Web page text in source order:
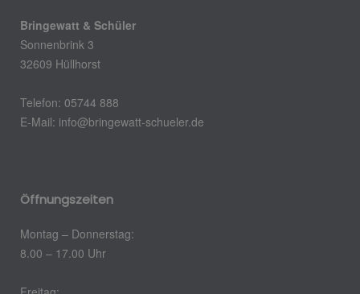
Bringewatt & Schüler
Sonnenbrink 3
32609 Hüllhorst
Telefon: 05744 888
E-Mail: info@bringewatt-schueler.de
Öffnungszeiten
Montag – Donnerstag:
8.00 – 17.00 Uhr